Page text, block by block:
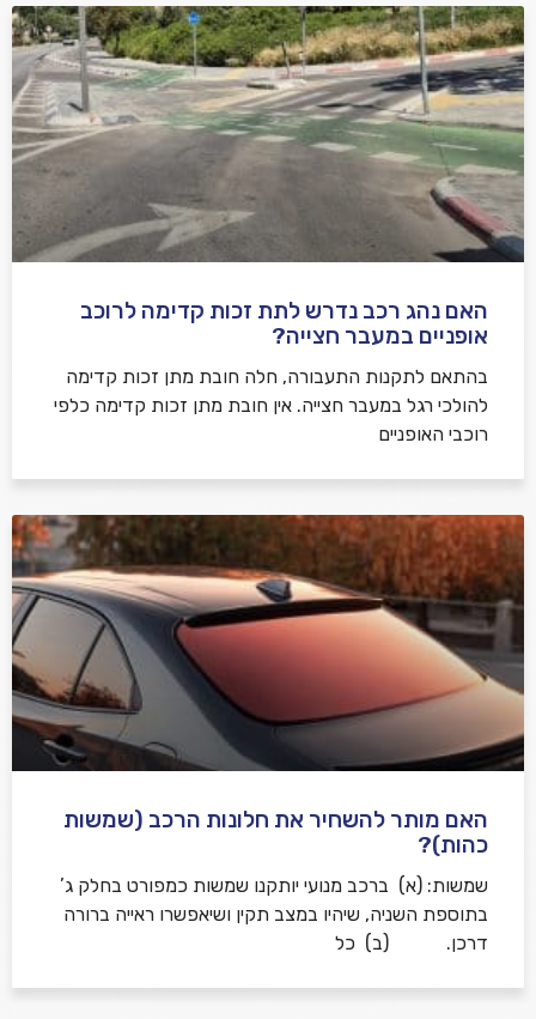
אני מאשר/ת קבלת דיוור במייל ושימוש בפרטים בהתאם
למדיניות הפרטיות
שלח משוב
האם נהג רכב נדרש לתת זכות קדימה לרוכב
אופניים במעבר חצייה?
בהתאם לתקנות התעבורה, חלה חובת מתן זכות קדימה
להולכי רגל במעבר חצייה. אין חובת מתן זכות קדימה כלפי
רוכבי האופניים
האם מותר להשחיר את חלונות הרכב (שמשות
כהות)?
שמשות: (א) ברכב מנועי יותקנו שמשות כמפורט בחלק ג’
בתוספת השניה, שיהיו במצב תקין ושיאפשרו ראייה ברורה
דרכן. (ב) כל